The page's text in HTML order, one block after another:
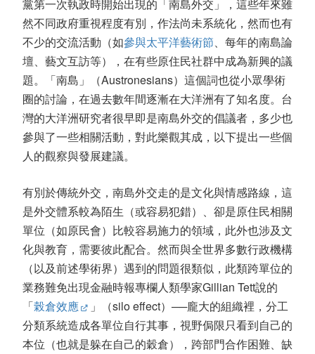
黨第一次執政時開始出現的「南島外交」，這些年來雖
然不同政府重視程度有別，作法尚未系統化，然而也有
不少的交流活動（如參與太平洋藝術節、每年的南島論
壇、藝文互訪等），在有些原住民社群中成為新興的議
題。「南島」（Austronesians）這個詞也從小眾學術
圈的討論，在過去數年間逐漸在大洋洲有了知名度。台
灣的大洋洲研究者很早即是南島外交的倡議者，多少也
參與了一些相關活動，對此樂觀其成，以下提出一些個
人的觀察與發展建議。
有別於傳統外交，南島外交走的是文化與情感路線，這
是外交體系較為陌生（或容易犯錯）、卻是原住民相關
單位（如原民會）比較容易施力的領域，此外也涉及文
化與教育，需要彼此配合。然而與全世界多數行政機構
（以及前述學術界）遇到的問題很類似，此類跨單位的
業務難免出現金融時報專欄人類學家Gillian Tett說的
「榖倉效應
」（silo effect）──龐大的組織裡，分工
分類系統造成各單位自行其事，視野侷限只看到自己的
本位（也就是躲在自己的穀倉），跨部門合作困難、缺